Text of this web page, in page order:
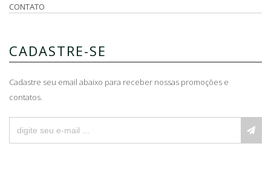
CONTATO
CADASTRE-SE
Cadastre seu email abaixo para receber nossas promoções e
contatos.